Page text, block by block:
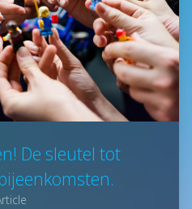
De sleutel tot